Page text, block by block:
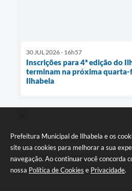
Prefeitura Municipal de Ilhabela e os
site usa cookies para melhorar a sua
navegação. Ao continuar você concorda
nossa Política de Cookies e Privacidade.
30 JUL 2026 - 16h57
Inscrições para 4ª edição do
terminam na próxima quarta-
Ilhabela